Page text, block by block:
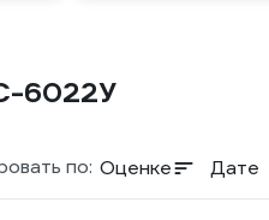
6022У
по: Оценке Дате